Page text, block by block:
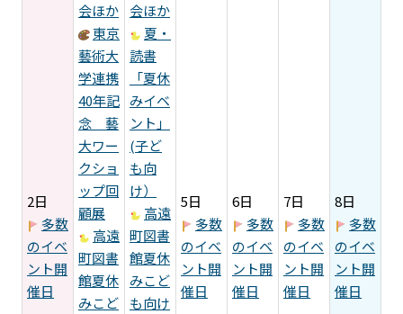
2日
多数
のイベ
ント開
催日
会ほか
東京
藝術大
学連携
40年記
念 藝
大ワー
クショ
ップ回
顧展
高遠
町図書
館夏休
みこど
会ほか
夏・
読書
「夏休
みイベ
ント」
(子ど
も向
け）
高遠
町図書
館夏休
みこど
も向け
5日
多数
のイベ
ント開
催日
6日
多数
のイベ
ント開
催日
7日
多数
のイベ
ント開
催日
8日
多数
のイベ
ント開
催日